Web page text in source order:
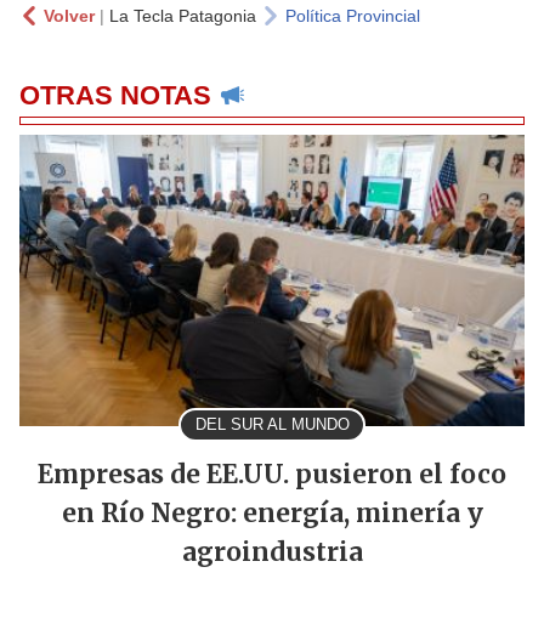
Volver| La Tecla Patagonia Política Provincial
OTRAS NOTAS
DEL SUR AL MUNDO
Empresas de EE.UU. pusieron el foco
en Río Negro: energía, minería y
agroindustria